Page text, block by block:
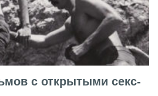
с открытыми секс-